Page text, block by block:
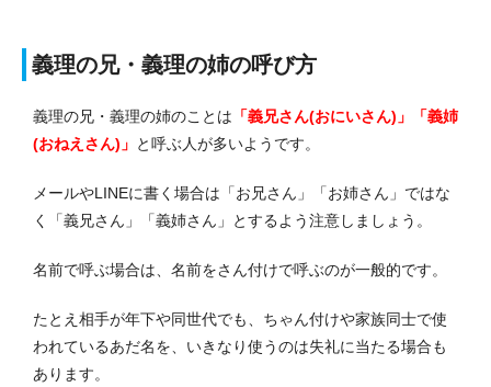
義理の兄・義理の姉の呼び方
義理の兄・義理の姉のことは 「義兄さん(おにいさん)」「義姉
(おねえさん)」 と呼ぶ人が多いようです。
メールやLINEに書く場合は「お兄さん」「お姉さん」ではな
く「義兄さん」「義姉さん」とするよう注意しましょう。
名前で呼ぶ場合は、名前をさん付けで呼ぶのが一般的です。
たとえ相手が年下や同世代でも、ちゃん付けや家族同士で使
われているあだ名を、いきなり使うのは失礼に当たる場合も
あります。